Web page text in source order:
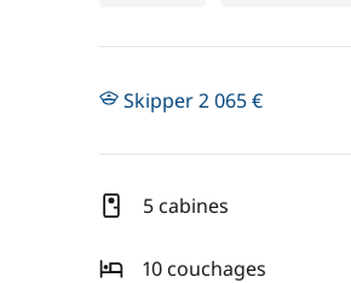
Skipper 2 065 €
5 cabines
10 couchages